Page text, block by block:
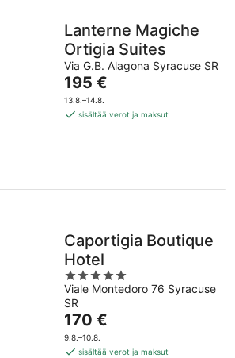
Lanterne Magiche
Ortigia Suites
Via G.B. Alagona Syracuse SR
Hinta
on
195 €
195 €
13.8.–14.8.
sisältää verot ja maksut
Caportigia Boutique
Hotel
5
out
of
5
Viale Montedoro 76 Syracuse
SR
Hinta
on
170 €
170 €
9.8.–10.8.
sisältää verot ja maksut